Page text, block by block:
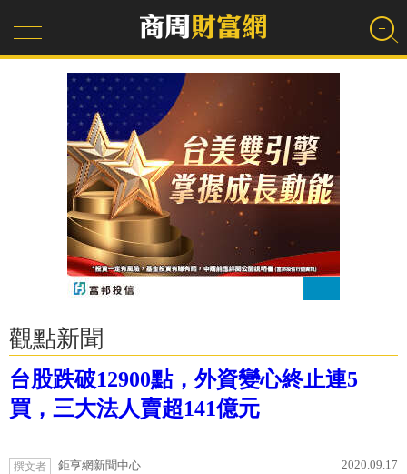
觀點新聞
台股跌破12900點，外資變心終止連5
買，三大法人賣超141億元
撰文者 鉅亨網新聞中心 2020.09.17